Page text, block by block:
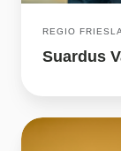
REGIO
Suardus
Brandon
Visser